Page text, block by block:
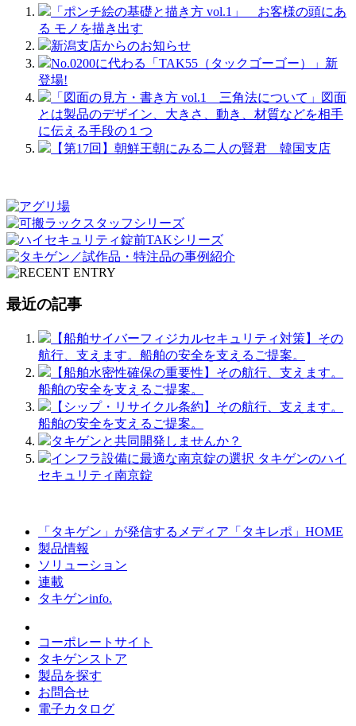
「ポンチ絵の基礎と描き方 vol.1」 お客様の頭にあ
る モノを描き出す
新潟支店からのお知らせ
No.0200に代わる「TAK55（タックゴーゴー）」新
登場!
「図面の見方・書き方 vol.1 三角法について」図面
とは製品のデザイン、大きさ、動き、材質などを相手
に伝える手段の１つ
【第17回】朝鮮王朝にみる二人の賢君 韓国支店
最近の記事
【船舶サイバーフィジカルセキュリティ対策】その
航行、支えます。船舶の安全を支えるご提案。
【船舶水密性確保の重要性】その航行、支えます。
船舶の安全を支えるご提案。
【シップ・リサイクル条約】その航行、支えます。
船舶の安全を支えるご提案。
タキゲンと共同開発しませんか？
インフラ設備に最適な南京錠の選択 タキゲンのハイ
セキュリティ南京錠
「タキゲン」が発信するメディア「タキレポ」HOME
製品情報
ソリューション
連載
タキゲンinfo.
コーポレートサイト
タキゲンストア
製品を探す
お問合せ
電子カタログ